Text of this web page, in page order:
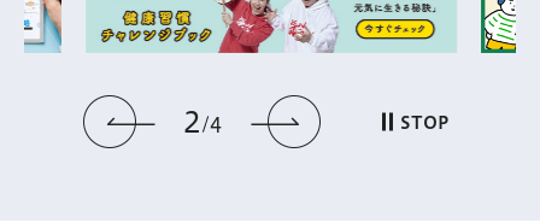
前のスライドを表示
2 4 次のスライドを表
STOP